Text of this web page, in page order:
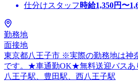
仕分けスタッフ 時給1,350円〜
勤務地
面接地
東京都八王子市 ※実際の勤務地は神
です。★車通勤OK★無料送迎バスあ
八王子駅、豊田駅、西八王子駅